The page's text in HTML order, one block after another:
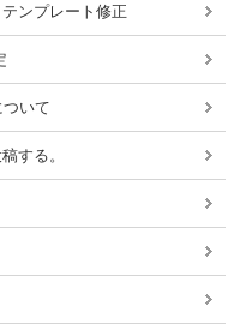
ンプレート修正
いて
する。